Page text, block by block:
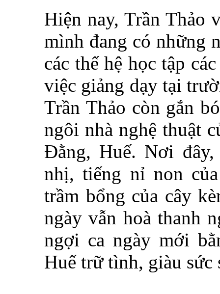
Hiện nay, Trần Thảo
mình đang có những
các thế hệ học tập
việc giảng dạy tại
Trần Thảo còn gắn
ngôi nhà nghệ thuật
Đằng, Huế. Nơi
nhị, tiếng nỉ non
trầm bổng của cây
ngày vẫn hoà thanh
ngợi ca ngày mới
Huế trữ tình, giàu sức